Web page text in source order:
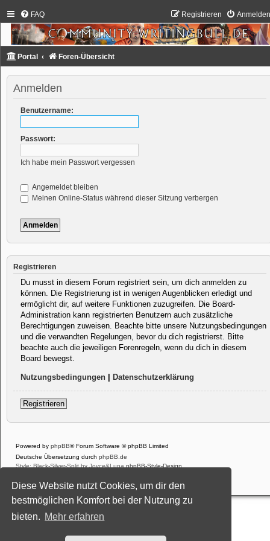
Diese Website nutzt Cookies, um dir den
bestmöglichen Komfort bei der Nutzung zu
bieten. Mehr erfahren
FAQ Registrieren
Portal Foren-Übersicht
Anmelden
Benutzername:
Passwort:
Ich habe mein Passwort vergessen
Angemeldet bleiben
Meinen Online-Status während dieser Sitzung verbergen
Registrieren
Du musst in diesem Forum registriert sein, um dich anmelden zu
können. Die Registrierung ist in wenigen Augenblicken erledigt und
ermöglicht dir, auf weitere Funktionen zuzugreifen. Die Board-
Administration kann registrierten Benutzern auch zusätzliche
Berechtigungen zuweisen. Beachte bitte unsere Nutzungsbedingungen
und die verwandten Regelungen, bevor du dich registrierst. Bitte
beachte auch die jeweiligen Forenregeln, wenn du dich in diesem
Board bewegst.
Nutzungsbedingungen Datenschutzerklärung
Registrieren
Powered by phpBB® Forum Software © phpBB Limited
Deutsche Übersetzung durch phpBB.de
Style: Black-Silver-Split by Joyce&LunaphpBB-Style-Design